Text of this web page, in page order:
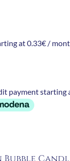
at 0.33€ /
payment starting